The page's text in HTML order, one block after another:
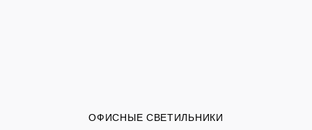
ОФИСНЫЕ СВЕТИЛЬНИКИ